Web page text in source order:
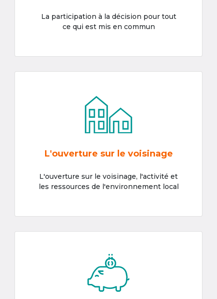
La participation à la décision pour tout
ce qui est mis en commun
L'ouverture sur le voisinage
L'ouverture sur le voisinage, l'activité et
les ressources de l'environnement local